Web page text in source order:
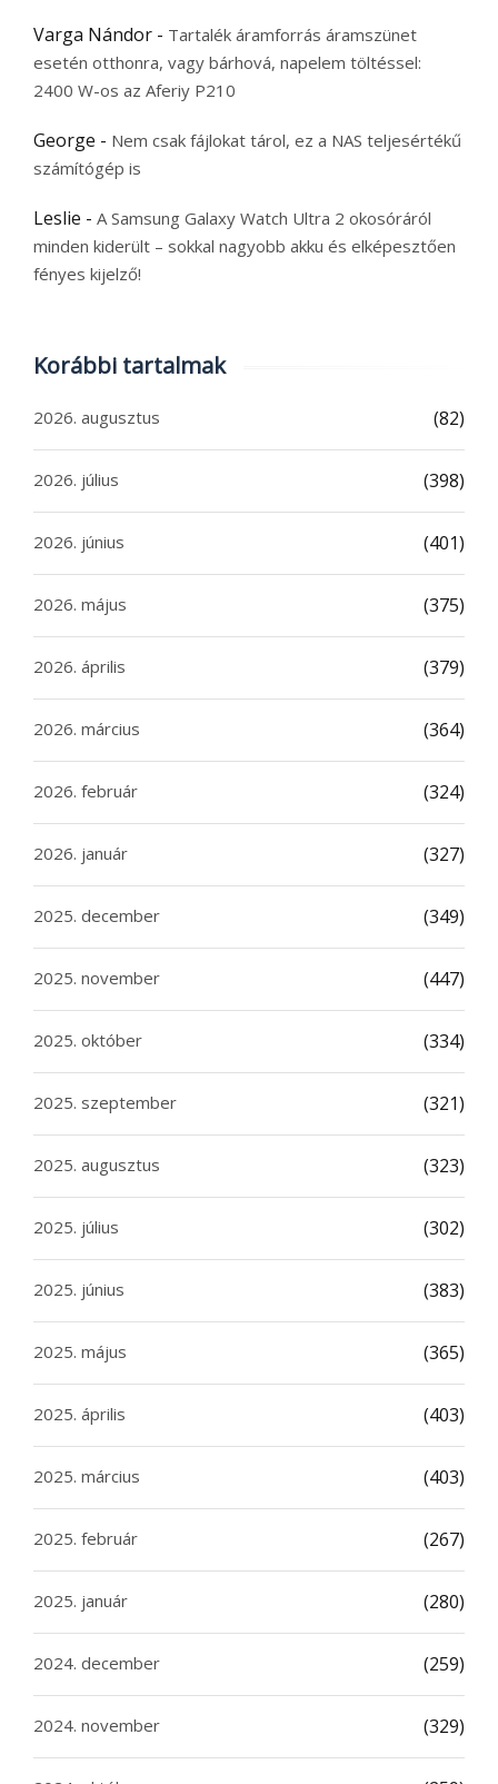
Varga Nándor - Tartalék áramforrás áramszünet
esetén otthonra, vagy bárhová, napelem töltéssel:
2400 W-os az Aferiy P210
George - Nem csak fájlokat tárol, ez a NAS teljesértékű
számítógép is
Leslie - A Samsung Galaxy Watch Ultra 2 okosóráról
minden kiderült – sokkal nagyobb akku és elképesztően
fényes kijelző!
Korábbi tartalmak
2026. augusztus (82)
2026. július (398)
2026. június (401)
2026. május (375)
2026. április (379)
2026. március (364)
2026. február (324)
2026. január (327)
2025. december (349)
2025. november (447)
2025. október (334)
2025. szeptember (321)
2025. augusztus (323)
2025. július (302)
2025. június (383)
2025. május (365)
2025. április (403)
2025. március (403)
2025. február (267)
2025. január (280)
2024. december (259)
2024. november (329)